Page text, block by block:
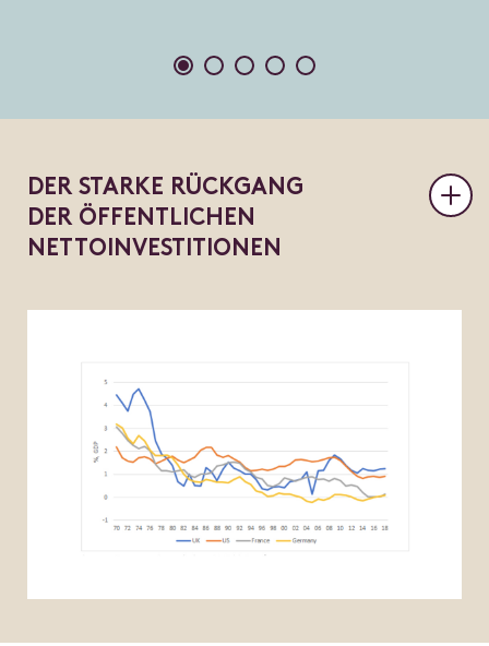
DE R STARKE RÜCKGAN G
DE R Ö F F E N T L CH E N
N ETTO N VEST T O N E N